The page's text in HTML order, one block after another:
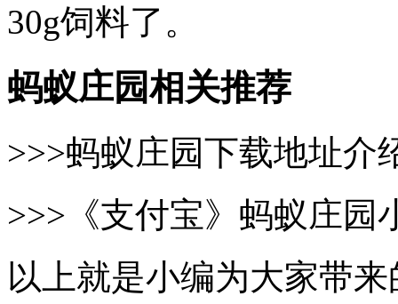
30g饲料了。
蚂蚁庄园相关推荐
>>>蚂蚁庄园下载地址介
>>>《支付宝》蚂蚁庄园
以上就是小编为大家带